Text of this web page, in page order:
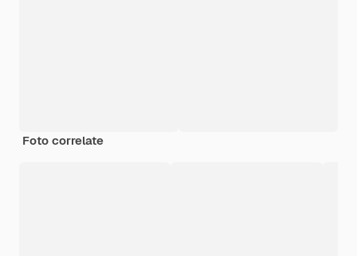
Foto correlate